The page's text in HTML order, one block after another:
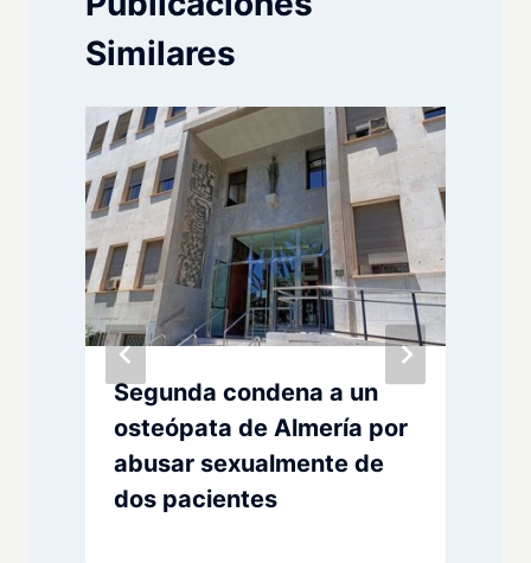
Similares
Segunda condena a un
osteópata de Almería por
abusar sexualmente de
dos pacientes